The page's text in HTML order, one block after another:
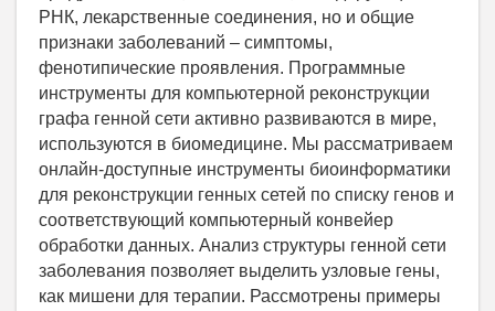
РНК, лекарственные соединения, но и общие
признаки заболеваний – симптомы,
фенотипические проявления. Программные
инструменты для компьютерной реконструкции
графа генной сети активно развиваются в мире,
используются в биомедицине. Мы рассматриваем
онлайн-доступные инструменты биоинформатики
для реконструкции генных сетей по списку генов и
соответствующий компьютерный конвейер
обработки данных. Анализ структуры генной сети
заболевания позволяет выделить узловые гены,
как мишени для терапии. Рассмотрены примеры